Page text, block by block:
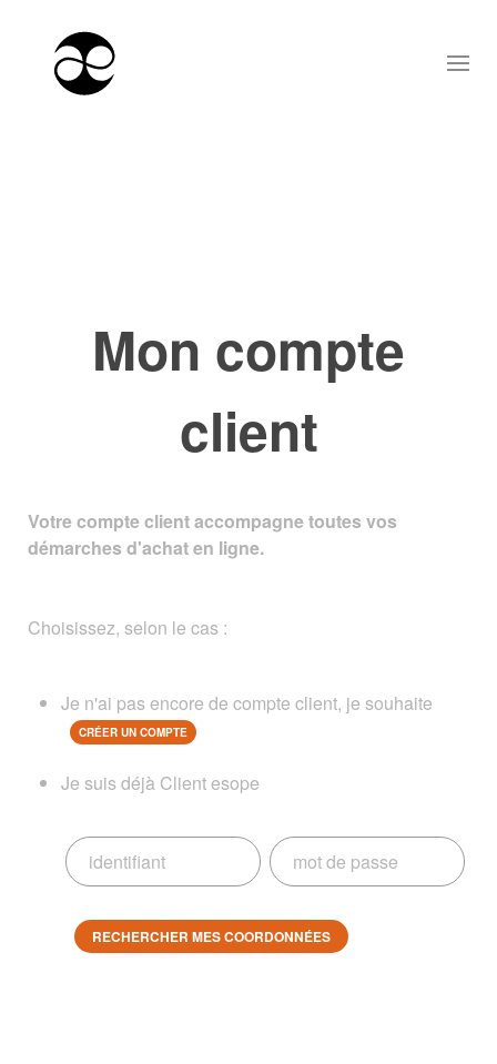
Mon compte
client
Votre compte client accompagne toutes vos
démarches d'achat en ligne.
Choisissez, selon le cas :
Je n'ai pas encore de compte client, je souhaite
CRÉER UN COMPTE
Je suis déjà Client esope
RECHERCHER MES COORDONNÉES